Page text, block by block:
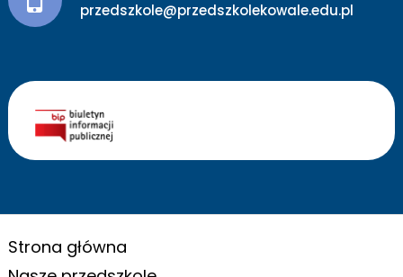
przedszkole@przedszkolekowale.edu.pl
Strona główna